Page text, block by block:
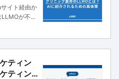
イト経由か
が不可
ための視点
ティン
ティン